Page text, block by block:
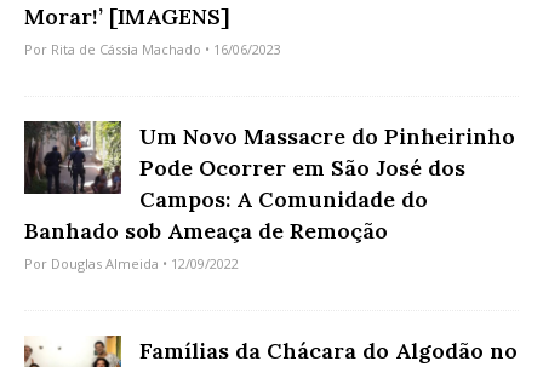
Morar!’ [IMAGENS]
Por Rita de Cássia Machado • 16/06/2023
Um Novo Massacre do Pinheirinho
Pode Ocorrer em São José dos
Campos: A Comunidade do
Banhado sob Ameaça de Remoção
Por Douglas Almeida • 12/09/2022
Famílias da Chácara do Algodão no